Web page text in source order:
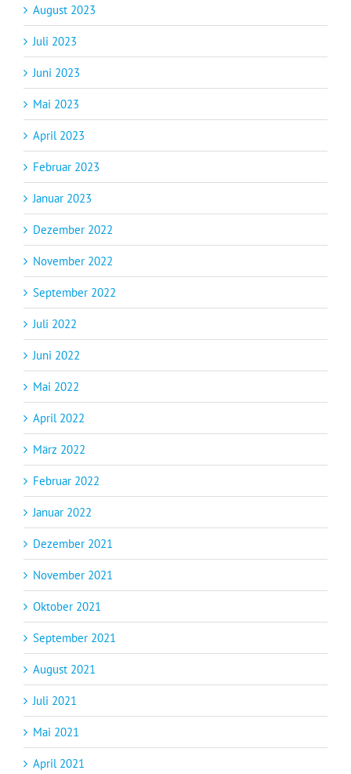
August 2023
Juli 2023
Juni 2023
Mai 2023
April 2023
Februar 2023
Januar 2023
Dezember 2022
November 2022
September 2022
Juli 2022
Juni 2022
Mai 2022
April 2022
März 2022
Februar 2022
Januar 2022
Dezember 2021
November 2021
Oktober 2021
September 2021
August 2021
Juli 2021
Mai 2021
April 2021